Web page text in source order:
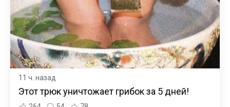
11 ч. назад
Этот трюк уничтожает грибок за 5 дней!